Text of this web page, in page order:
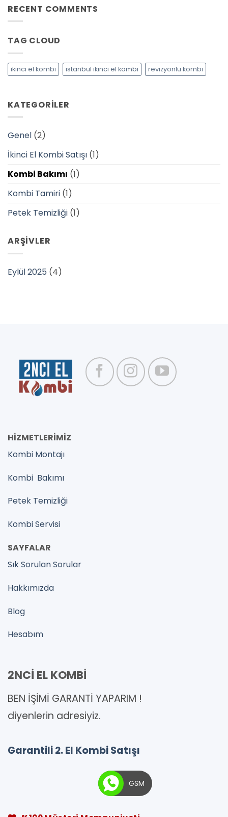
Sık
Karşılaşılan
Çözümleri
RECENT COMMENTS
TAG CLOUD
ikinci el kombi istanbul ikinci el kombi revizyonlu kombi
KATEGORILER
Genel (2)
İkinci El Kombi Satışı (1)
Kombi Bakımı (1)
Kombi Tamiri (1)
Petek Temizliği (1)
ARŞIVLER
Eylül 2025 (4)
HİZMETLERİMİZ
Kombi Montajı
Kombi Bakımı
Petek Temizliği
Kombi Servisi
SAYFALAR
Sık Sorulan Sorular
Hakkımızda
Blog
Hesabım
2NCİ EL KOMBİ
BEN İŞİMİ GARANTİ YAPARIM !
diyenlerin adresiyiz.
Garantili 2. El Kombi Satışı
GSM